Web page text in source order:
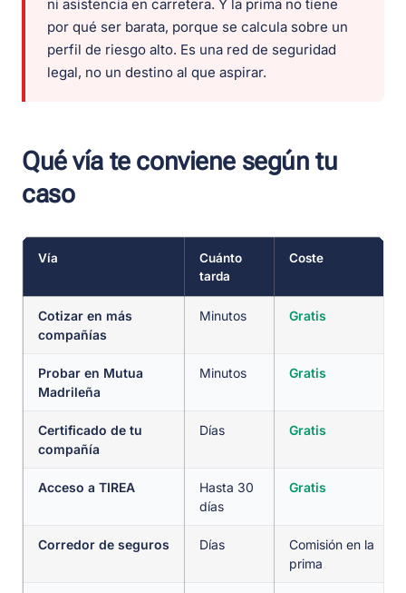
ni asistencia en carretera. Y la prima no tiene
por qué ser barata, porque se calcula sobre un
perfil de riesgo alto. Es una red de seguridad
legal, no un destino al que aspirar.
Qué vía te conviene según tu
caso
Vía
Cuánto
tarda
Coste
Cotizar en más
compañías
Minutos Gratis
Probar en Mutua
Madrileña
Minutos Gratis
Certificado de tu
compañía
Días Gratis
Acceso a TIREA
Hasta 30
días
Gratis
Corredor de seguros Días
Comisión en la
prima